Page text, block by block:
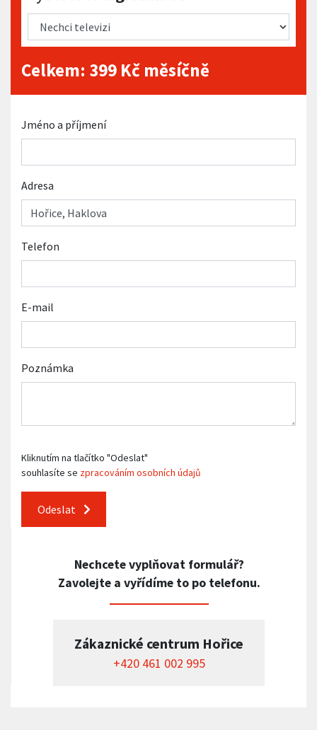
Celkem: 399 Kč měsíčně
Jméno a příjmení
Adresa
Telefon
E-mail
Poznámka
Kliknutím na tlačítko "Odeslat"
souhlasíte se zpracováním osobních údajů
Odeslat
Nechcete vyplňovat formulář?
Zavolejte a vyřídíme to po telefonu.
Zákaznické centrum Hořice
+420 461 002 995